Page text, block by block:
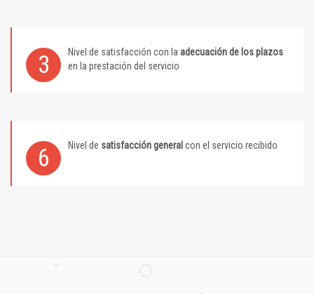
3 Nivel de satisfacción con la adecuación de los plazos
en la prestación del servicio
6 Nivel de satisfacción general con el servicio recibido